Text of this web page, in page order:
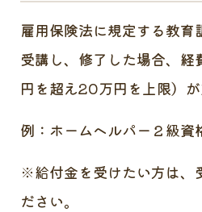
雇用保険法に規定する教育
受講し、修了した場合、
円を超え20万円を上限）が
例：ホームヘルパー２級資
※給付金を受けたい方は、
ださい。